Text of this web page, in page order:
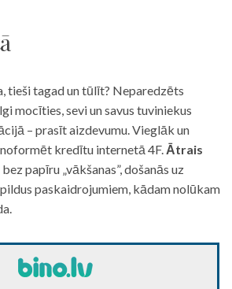
tieši tagad un tūlīt? Neparedzēts
mocīties, sevi un savus tuviniekus
– prasīt aizdevumu. Vieglāk un
kredītu internetā 4F. Ātrais
bez papīru „vākšanas”, došanās uz
paskaidrojumiem, kādam nolūkam